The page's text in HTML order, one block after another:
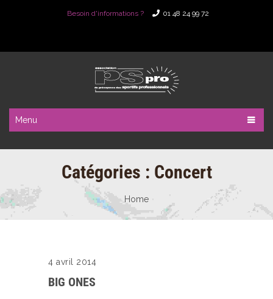
Besoin d'informations ? 01 48 24 99 72
Menu
Catégories : Concert
Home
4 avril 2014
BIG ONES